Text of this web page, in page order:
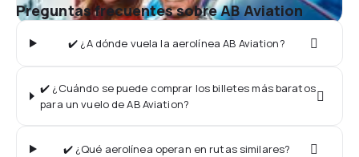
Preguntas frecuentes sobre AB Aviation
✔️ ¿A dónde vuela la aerolínea AB Aviation?
✔️ ¿Cuándo se puede comprar los billetes más baratos
para un vuelo de AB Aviation?
✔️ ¿Qué aerolínea operan en rutas similares?